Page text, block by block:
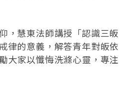
，慧東法師講授「認識三皈
律的意義，解答青年對皈依
大家以懺悔洗滌心靈，專注